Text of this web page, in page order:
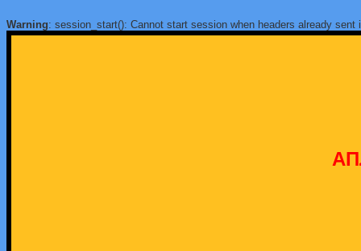
Warning: session_start(): Cannot start session when headers already sent